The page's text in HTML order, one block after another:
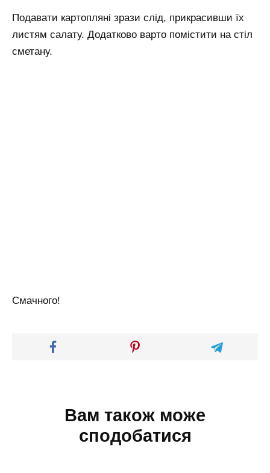
Подавати картопляні зрази слід, прикрасивши їх
листям салату. Додатково варто помістити на стіл
сметану.
Смачного!
Вам також може
сподобатися